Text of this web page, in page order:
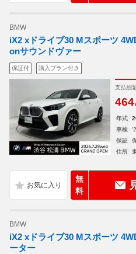
BMW
iX2 xドライブ30 Mスポーツ
onサウンドヴァー
保証付 購入プラン付き
支払総
464
年式
車検
保証
住所
無
料
BMW
iX2 xドライブ30 Mスポーツ
ーター